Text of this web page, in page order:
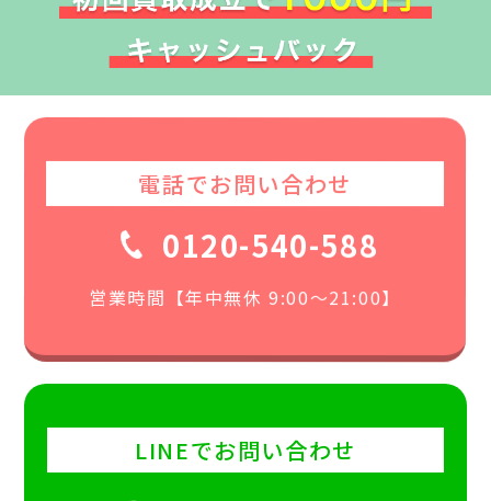
電話でお問い合わせ
0120-540-588
営業時間【年中無休 9:00〜21:00】
LINEでお問い合わせ